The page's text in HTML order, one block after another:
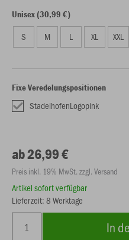
Unisex (30,99 €)
S M L XL XXL
Fixe Veredelungspositionen
StadelhofenLogopink
ab 26,99 €
Preis inkl. 19% MwSt. zzgl. Versand
Artikel sofort verfügbar
Lieferzeit: 8 Werktage
In